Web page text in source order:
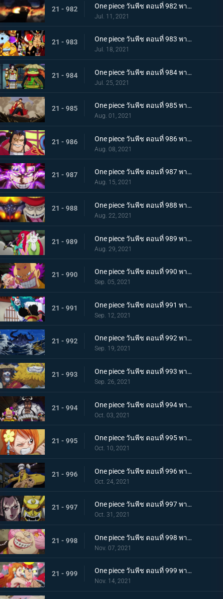
21 - 982 One piece วันพีช ตอนที่ 982 พากย์ไทย ไพ่ตายของไคโด หกล่องนภาปรากฏตัว
Jul. 11, 2021
21 - 983 One piece วันพีช ตอนที่ 983 พากย์ไทย เหล่าซามูไรเอาจริง! ขึ้นฝั่งเกาะโอนิกาชิมะ
Jul. 18, 2021
21 - 984 One piece วันพีช ตอนที่ 984 พากย์ไทย ลูฟี่อาละวาด ลอบเข้างานเลี้ยงของไคโด
Jul. 25, 2021
21 - 985 One piece วันพีช ตอนที่ 985 พากย์ไทย ความรู้สึกถึงโอทามะ หนึ่งหมัดแห่งความโกรธของลูฟี่
Aug. 01, 2021
21 - 986 One piece วันพีช ตอนที่ 986 พากย์ไทย ดนตรีต่อสู้ พลังที่จู่โจมใส่ลูฟี่
Aug. 08, 2021
21 - 987 One piece วันพีช ตอนที่ 987 พากย์ไทย ฝันแตกสลาย กับดักล่อลวงซันจิ
Aug. 15, 2021
21 - 988 One piece วันพีช ตอนที่ 988 พากย์ไทย กำลังเสริมมาถึง! หัวหน้าหน่วยกลุ่มโจรสลัดหนวดขาว
Aug. 22, 2021
21 - 989 One piece วันพีช ตอนที่ 989 พากย์ไทย คำสาบานของบุรุษ! บราคิโอ้แทงก์สู้ดุเดือด
Aug. 29, 2021
21 - 990 One piece วันพีช ตอนที่ 990 พากย์ไทย ฟ้าสนั่น 8 ทิศ! ลูกชายไคโดปรากฏตัว
Sep. 05, 2021
21 - 991 One piece วันพีช ตอนที่ 991 พากย์ไทย เป็นศัตรูหรือเป็นมิตร? ลูฟี่กับยามาโตะ
Sep. 12, 2021
21 - 992 One piece วันพีช ตอนที่ 992 พากย์ไทย อยากจะเป็นโอเด้ง ความรู้สึกของยามาโตะ
Sep. 19, 2021
21 - 993 One piece วันพีช ตอนที่ 993 พากย์ไทย ระเบิด! พันธนาการที่มัดอิสระของยามาโตะ
Sep. 26, 2021
21 - 994 One piece วันพีช ตอนที่ 994 พากย์ไทย ปลอกดาบแดงดวลกันตัวต่อตัว คิคุโนะโจ ปะทะ คันจูโร่
Oct. 03, 2021
21 - 995 One piece วันพีช ตอนที่ 995 พากย์ไทย จู่โจมปณิธานของโอเด้งที่สืบทอดมา
Oct. 10, 2021
21 - 996 One piece วันพีช ตอนที่ 996 พากย์ไทย โอนิกาชิมะสั่นสะเทือน ลูฟี่เริ่มสงครามเต็มรูปแบบ
Oct. 24, 2021
21 - 997 One piece วันพีช ตอนที่ 997 พากย์ไทย การต่อสู้ใต้แสงจันทร์ นักรบคลั่ง ซูลอง
Oct. 31, 2021
21 - 998 One piece วันพีช ตอนที่ 998 พากย์ไทย ซุสเป็นปฏิปักษ์! นามิเข้าตาจน!
Nov. 07, 2021
21 - 999 One piece วันพีช ตอนที่ 999 พากย์ไทย เราจะปกป้องเจ้า การพบกันระหว่างยามาโตะกับโมโมโนะสุเกะ
Nov. 14, 2021